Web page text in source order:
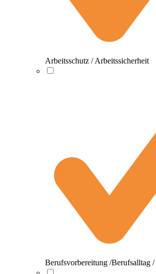
Arbeitsschutz / Arbeitssicherheit
Berufsvorbereitung /Berufsalltag